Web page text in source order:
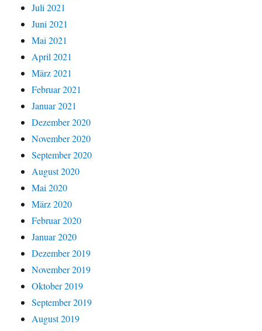
Juli 2021
Juni 2021
Mai 2021
April 2021
März 2021
Februar 2021
Januar 2021
Dezember 2020
November 2020
September 2020
August 2020
Mai 2020
März 2020
Februar 2020
Januar 2020
Dezember 2019
November 2019
Oktober 2019
September 2019
August 2019